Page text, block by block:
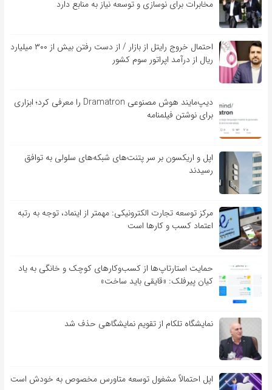
مخابرات برای نوسازی و توسعه نیاز به منابع دارد
احتمال خروج رایتل از بازار / از دست رفتن بیش از ۳۰۰ میلیارد
ریال از درآمد اپراتور سوم کشور
دیپ‌مایند هوش مصنوعی Dramatron را معرفی کرد؛ ابزاری
برای نوشتن فیلمنامه
اپل و اریکسون بر سر پتنت‌های شبکه‌های سلولی به توافق
رسیدند
مرکز توسعه تجارت الکترونیکی: مهمتر از اینماد، توجه به رتبه
اعتماد کسب و کارها است
حمایت استارتاپ‌ها از کسب‌وکارهای کوچک و خانگی به یاد
کیان پیرفلک: «قایقی باید ساخت»
نمایشگاه تلکام از تقویم نمایشگاهی حذف شد
اپل احتمالاً مشغول توسعه متاورس مخصوص به خودش است